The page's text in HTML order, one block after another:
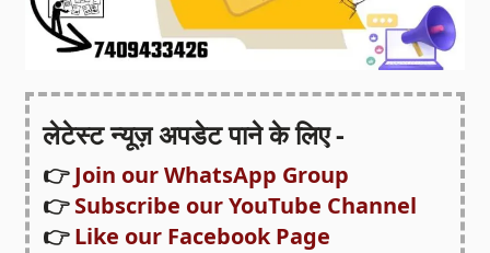
लेटेस्ट न्यूज़ अपडेट पाने के लिए -
👉Join our WhatsApp Group
👉Subscribe our YouTube Channel
👉Like our Facebook Page